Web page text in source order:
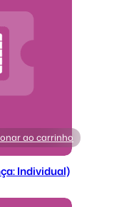
ao carrinho
Individual)